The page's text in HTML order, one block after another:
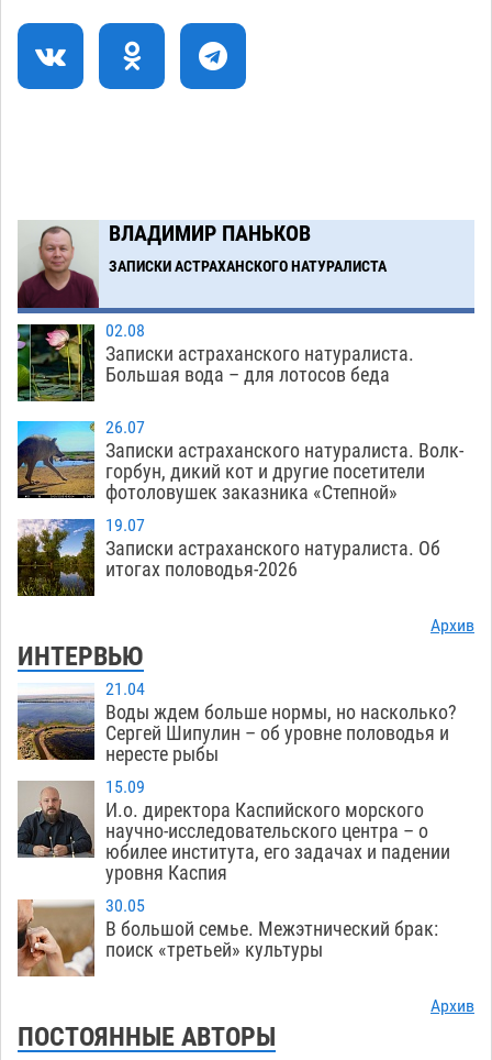
земельного массива для льготников
14:44
Астраханские кутилы сменили барные стойки
на полицейские дежурки
ВЛАДИМИР ПАНЬКОВ
ЗАПИСКИ АСТРАХАНСКОГО НАТУРАЛИСТА
02.08
Записки астраханского натуралиста.
Большая вода – для лотосов беда
26.07
Записки астраханского натуралиста. Волк-
горбун, дикий кот и другие посетители
фотоловушек заказника «Степной»
19.07
Записки астраханского натуралиста. Об
итогах половодья-2026
Архив
ИНТЕРВЬЮ
21.04
Воды ждем больше нормы, но насколько?
Сергей Шипулин – об уровне половодья и
нересте рыбы
15.09
И.о. директора Каспийского морского
научно-исследовательского центра – о
юбилее института, его задачах и падении
уровня Каспия
30.05
В большой семье. Межэтнический брак:
поиск «третьей» культуры
Архив
ПОСТОЯННЫЕ АВТОРЫ